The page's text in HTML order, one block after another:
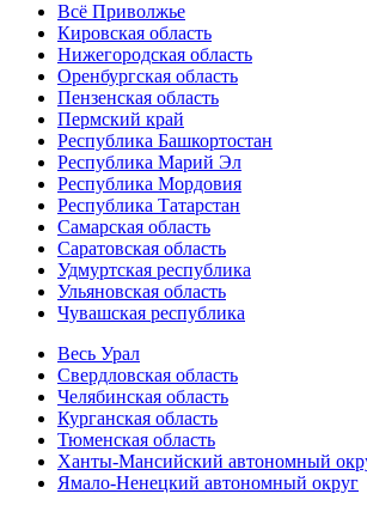
Всё Приволжье
Кировская область
Нижегородская область
Оренбургская область
Пензенская область
Пермский край
Республика Башкортостан
Республика Марий Эл
Республика Мордовия
Республика Татарстан
Самарская область
Саратовская область
Удмуртская республика
Ульяновская область
Чувашская республика
Весь Урал
Свердловская область
Челябинская область
Курганская область
Тюменская область
Ханты-Мансийский автономный
Ямало-Ненецкий автономный округ